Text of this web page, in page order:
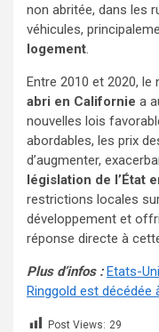
non abritée, dans les
véhicules,
logement
Entre 2010 et 2020,
abri en Californie a
nouvelles lois
abordables, les prix
d’augmenter,
législation de l’État
restrictions locales
développement et
réponse directe à
Plus d’infos :Etats-
Ringgold est décédée
Post Views: 29